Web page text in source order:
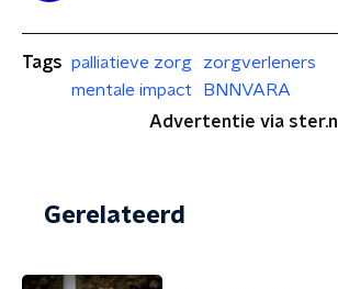
Tags palliatieve zorg
zorgverleners
mentale impact
BNNVARA
Advertentie via ster.nl
Gerelateerd